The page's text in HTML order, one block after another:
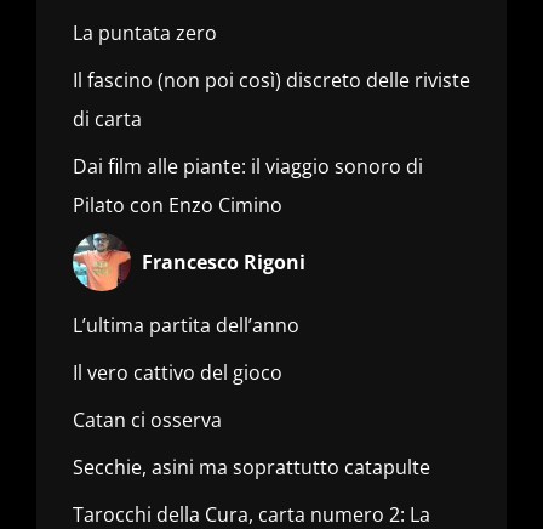
La puntata zero
Il fascino (non poi così) discreto delle riviste
di carta
Dai film alle piante: il viaggio sonoro di
Pilato con Enzo Cimino
Francesco Rigoni
L’ultima partita dell’anno
Il vero cattivo del gioco
Catan ci osserva
Secchie, asini ma soprattutto catapulte
Tarocchi della Cura, carta numero 2: La